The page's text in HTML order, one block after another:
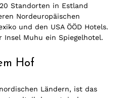
Standorten in Estland
Nordeuropäischen
und den USA ÖÖD Hotels.
Insel Muhu ein Spiegelhotel.
Hof
Ländern, ist das